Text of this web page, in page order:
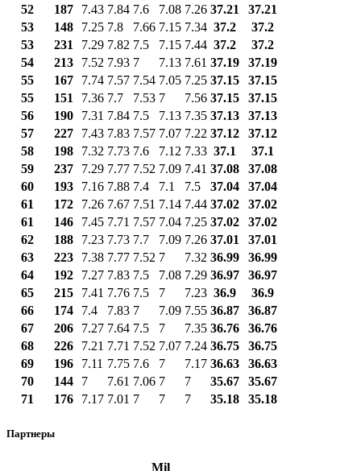
52
187 7.43 7.84 7.6 7.08 7.26 37.21
37.21
53
148 7.25 7.8 7.66 7.15 7.34 37.2
37.2
53
231 7.29 7.82 7.5 7.15 7.44 37.2
37.2
54
213 7.52 7.93 7 7.13 7.61 37.19
37.19
55
167 7.74 7.57 7.54 7.05 7.25 37.15
37.15
55
151 7.36 7.7 7.53 7 7.56 37.15
37.15
56
190 7.31 7.84 7.5 7.13 7.35 37.13
37.13
57
227 7.43 7.83 7.57 7.07 7.22 37.12
37.12
58
198 7.32 7.73 7.6 7.12 7.33 37.1
37.1
59
237 7.29 7.77 7.52 7.09 7.41 37.08
37.08
60
193 7.16 7.88 7.4 7.1 7.5 37.04
37.04
61
172 7.26 7.67 7.51 7.14 7.44 37.02
37.02
61
146 7.45 7.71 7.57 7.04 7.25 37.02
37.02
62
188 7.23 7.73 7.7 7.09 7.26 37.01
37.01
63
223 7.38 7.77 7.52 7 7.32 36.99
36.99
64
192 7.27 7.83 7.5 7.08 7.29 36.97
36.97
65
215 7.41 7.76 7.5 7 7.23 36.9
36.9
66
174 7.4 7.83 7 7.09 7.55 36.87
36.87
67
206 7.27 7.64 7.5 7 7.35 36.76
36.76
68
226 7.21 7.71 7.52 7.07 7.24 36.75
36.75
69
196 7.11 7.75 7.6 7 7.17 36.63
36.63
70
144 7 7.61 7.06 7 7 35.67
35.67
71
176 7.17 7.01 7 7 7 35.18 35.18
Партнеры
Mil